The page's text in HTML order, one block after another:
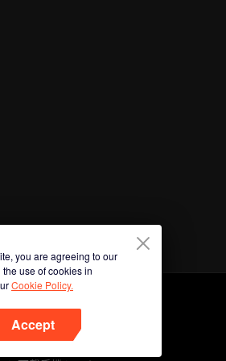
you are agreeing to our
the use of cookies in
Cookie Policy.
Accept